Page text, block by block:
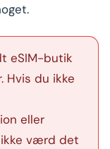
eSIM-butik
Hvis du ikke
eller
værd det